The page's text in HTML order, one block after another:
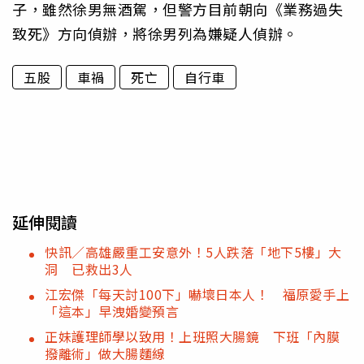
子，雖然徐男無酒駕，但警方目前朝向《業務過失
致死》方向偵辦，將徐男列為嫌疑人偵辦。
五股 車禍 死亡 自行車
延伸閱讀
快訊／高雄嚴重工安意外！5人跌落「地下5樓」大
洞 已救出3人
江宏傑「每天討100下」嚇壞日本人！ 福原愛手上
「這本」早洩婚變預言
正妹護理師學以致用！上班照大腸鏡 下班「內膜
撥離術」做大腸麵線